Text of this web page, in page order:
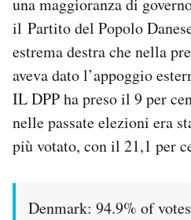
il Partito del Popolo
estrema destra che nella
aveva dato l’appoggio
IL DPP ha preso il 9 per
nelle passate elezioni era
più votato, con il 21,1 per
Denmark: 94.9% of